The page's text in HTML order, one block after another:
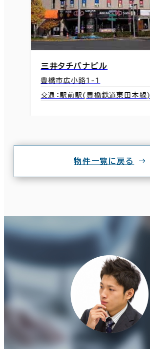
三井タチバナビル
豊橋市広小路1-1
交通：駅前駅(豊橋鉄道東田本
物件一覧に戻る